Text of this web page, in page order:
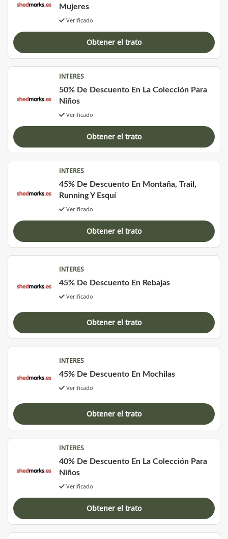
Mujeres
Verificado
Obtener el trato
INTERES
50% De Descuento En La Colección Para
Niños
Verificado
Obtener el trato
INTERES
45% De Descuento En Montaña, Trail,
Running Y Esquí
Verificado
Obtener el trato
INTERES
45% De Descuento En Rebajas
Verificado
Obtener el trato
INTERES
45% De Descuento En Mochilas
Verificado
Obtener el trato
INTERES
40% De Descuento En La Colección Para
Niños
Verificado
Obtener el trato